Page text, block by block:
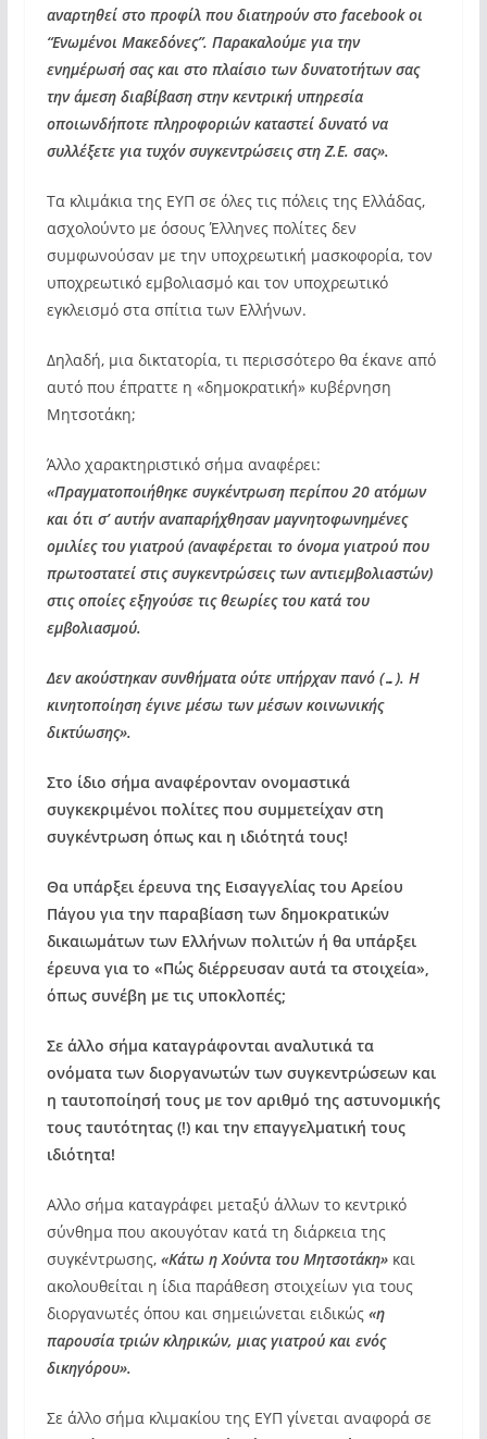
αναρτηθεί στο προφίλ που διατηρούν στο facebook οι
“Ενωμένοι Μακεδόνες”. Παρακαλούμε για την
ενημέρωσή σας και στο πλαίσιο των δυνατοτήτων σας
την άμεση διαβίβαση στην κεντρική υπηρεσία
οποιωνδήποτε πληροφοριών καταστεί δυνατό να
συλλέξετε για τυχόν συγκεντρώσεις στη Ζ.Ε. σας».
Τα κλιμάκια της ΕΥΠ σε όλες τις πόλεις της Ελλάδας,
ασχολούντο με όσους Έλληνες πολίτες δεν
συμφωνούσαν με την υποχρεωτική μασκοφορία, τον
υποχρεωτικό εμβολιασμό και τον υποχρεωτικό
εγκλεισμό στα σπίτια των Ελλήνων.
Δηλαδή, μια δικτατορία, τι περισσότερο θα έκανε από
αυτό που έπραττε η «δημοκρατική» κυβέρνηση
Μητσοτάκη;
Άλλο χαρακτηριστικό σήμα αναφέρει:
«Πραγματοποιήθηκε συγκέντρωση περίπου 20 ατόμων
και ότι σ’ αυτήν αναπαρήχθησαν μαγνητοφωνημένες
ομιλίες του γιατρού (αναφέρεται το όνομα γιατρού που
πρωτοστατεί στις συγκεντρώσεις των αντιεμβολιαστών)
στις οποίες εξηγούσε τις θεωρίες του κατά του
εμβολιασμού.
Δεν ακούστηκαν συνθήματα ούτε υπήρχαν πανό (…). Η
κινητοποίηση έγινε μέσω των μέσων κοινωνικής
δικτύωσης».
Στο ίδιο σήμα αναφέρονταν ονομαστικά
συγκεκριμένοι πολίτες που συμμετείχαν στη
συγκέντρωση όπως και η ιδιότητά τους!
Θα υπάρξει έρευνα της Εισαγγελίας του Αρείου
Πάγου για την παραβίαση των δημοκρατικών
δικαιωμάτων των Ελλήνων πολιτών ή θα υπάρξει
έρευνα για το «Πώς διέρρευσαν αυτά τα στοιχεία»,
όπως συνέβη με τις υποκλοπές;
Σε άλλο σήμα καταγράφονται αναλυτικά τα
ονόματα των διοργανωτών των συγκεντρώσεων και
η ταυτοποίησή τους με τον αριθμό της αστυνομικής
τους ταυτότητας (!) και την επαγγελματική τους
ιδιότητα!
Αλλο σήμα καταγράφει μεταξύ άλλων το κεντρικό
σύνθημα που ακουγόταν κατά τη διάρκεια της
συγκέντρωσης, «Κάτω η Χούντα του Μητσοτάκη» και
ακολουθείται η ίδια παράθεση στοιχείων για τους
διοργανωτές όπου και σημειώνεται ειδικώς «η
παρουσία τριών κληρικών, μιας γιατρού και ενός
δικηγόρου».
Σε άλλο σήμα κλιμακίου της ΕΥΠ γίνεται αναφορά σε